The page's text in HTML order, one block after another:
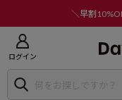
＼早割
ログイン